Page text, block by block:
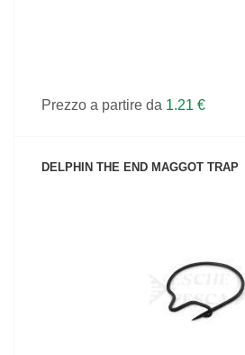
Prezzo a partire da 1.21 €
DELPHIN THE END MAGGOT TRAP
VEDI IL PRODOTTO